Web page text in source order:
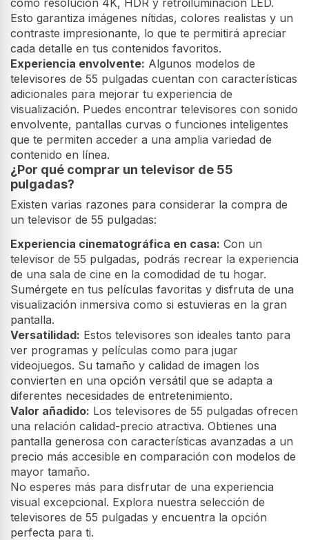
Esto garantiza imágenes nítidas, colores realistas y un
contraste impresionante, lo que te permitirá apreciar
cada detalle en tus contenidos favoritos.
Experiencia envolvente: Algunos modelos de
televisores de 55 pulgadas cuentan con características
adicionales para mejorar tu experiencia de
visualización. Puedes encontrar televisores con sonido
envolvente, pantallas curvas o funciones inteligentes
que te permiten acceder a una amplia variedad de
contenido en línea.
¿Por qué comprar un televisor de 55
pulgadas?
Existen varias razones para considerar la compra de
un televisor de 55 pulgadas:
Experiencia cinematográfica en casa: Con un
televisor de 55 pulgadas, podrás recrear la experiencia
de una sala de cine en la comodidad de tu hogar.
Sumérgete en tus películas favoritas y disfruta de una
visualización inmersiva como si estuvieras en la gran
pantalla.
Versatilidad: Estos televisores son ideales tanto para
ver programas y películas como para jugar
videojuegos. Su tamaño y calidad de imagen los
convierten en una opción versátil que se adapta a
diferentes necesidades de entretenimiento.
Valor añadido: Los televisores de 55 pulgadas ofrecen
una relación calidad-precio atractiva. Obtienes una
pantalla generosa con características avanzadas a un
precio más accesible en comparación con modelos de
mayor tamaño.
No esperes más para disfrutar de una experiencia
visual excepcional. Explora nuestra selección de
televisores de 55 pulgadas y encuentra la opción
perfecta para ti.